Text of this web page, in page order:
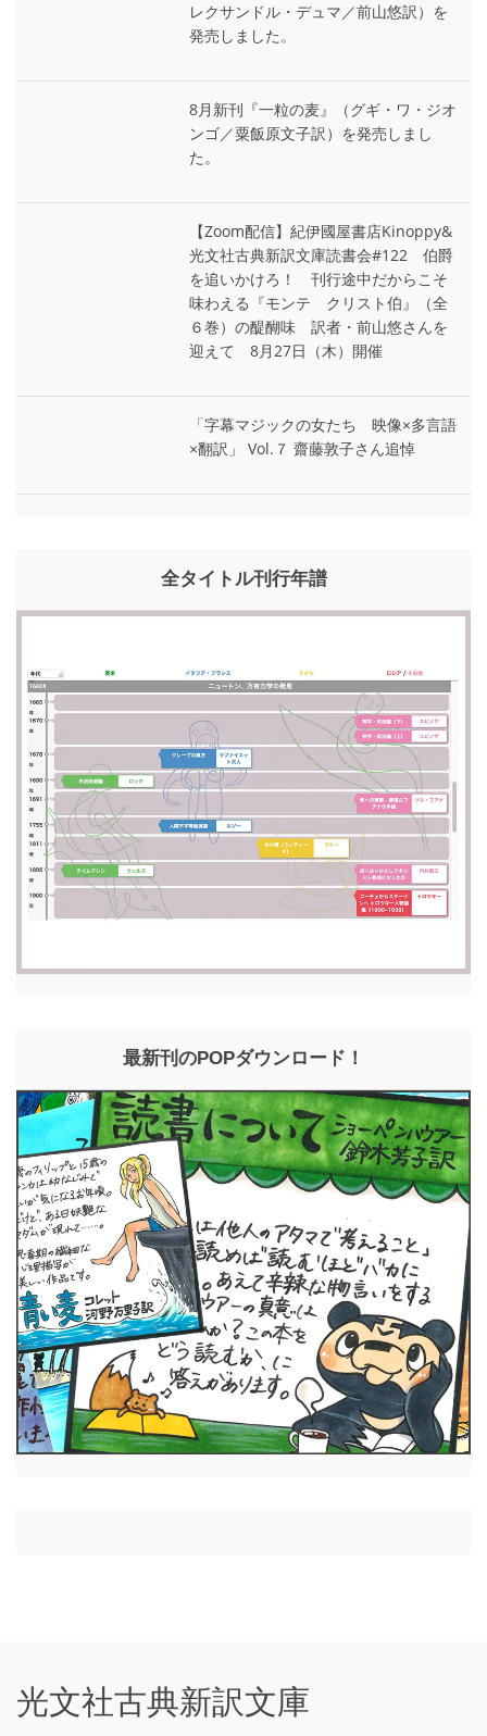
レクサンドル・デュマ／前山悠訳）を
発売しました。
8月新刊『一粒の麦』（グギ・ワ・ジオ
ンゴ／粟飯原文子訳）を発売しまし
た。
【Zoom配信】紀伊國屋書店Kinoppy&
光文社古典新訳文庫読書会#122 伯爵
を追いかけろ！ 刊行途中だからこそ
味わえる『モンテ゠クリスト伯』（全
６巻）の醍醐味 訳者・前山悠さんを
迎えて 8月27日（木）開催
「字幕マジックの女たち 映像×多言語
×翻訳」 Vol.７ 齋藤敦子さん追悼
全タイトル刊行年譜
最新刊のPOPダウンロード！
光文社古典新訳文庫